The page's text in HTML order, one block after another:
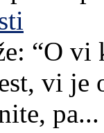
“O
vi je
pa...